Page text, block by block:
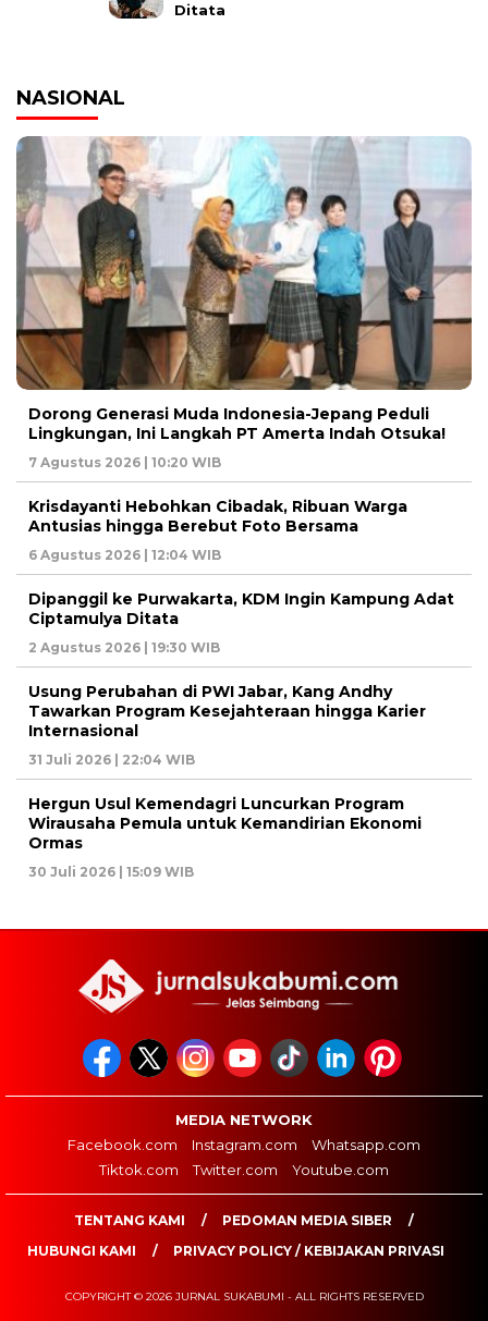
Ditata
NASIONAL
Dorong Generasi Muda Indonesia-Jepang Peduli
Lingkungan, Ini Langkah PT Amerta Indah Otsuka!
7 Agustus 2026 | 10:20 WIB
Krisdayanti Hebohkan Cibadak, Ribuan Warga
Antusias hingga Berebut Foto Bersama
6 Agustus 2026 | 12:04 WIB
Dipanggil ke Purwakarta, KDM Ingin Kampung Adat
Ciptamulya Ditata
2 Agustus 2026 | 19:30 WIB
Usung Perubahan di PWI Jabar, Kang Andhy
Tawarkan Program Kesejahteraan hingga Karier
Internasional
31 Juli 2026 | 22:04 WIB
Hergun Usul Kemendagri Luncurkan Program
Wirausaha Pemula untuk Kemandirian Ekonomi
Ormas
30 Juli 2026 | 15:09 WIB
MEDIA NETWORK
Facebook.com
Instagram.com
Whatsapp.com
Tiktok.com
Twitter.com Youtube.com
TENTANG KAMI
PEDOMAN MEDIA SIBER
HUBUNGI KAMI
PRIVACY POLICY / KEBIJAKAN PRIVASI
COPYRIGHT © 2026 JURNAL SUKABUMI - ALL RIGHTS RESERVED